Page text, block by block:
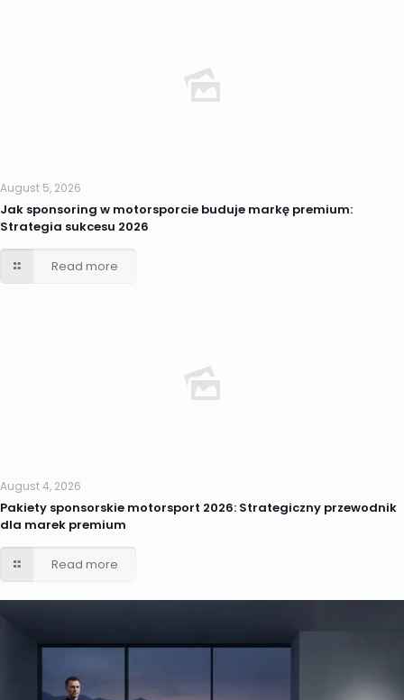
August 5, 2026
Jak sponsoring w motorsporcie buduje markę premium:
Strategia sukcesu 2026
Read more
August 4, 2026
Pakiety sponsorskie motorsport 2026: Strategiczny przewodnik
dla marek premium
Read more